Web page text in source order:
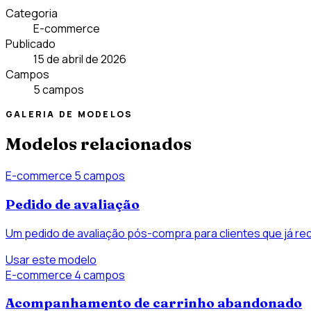
Categoria
E-commerce
Publicado
15 de abril de 2026
Campos
5 campos
GALERIA DE MODELOS
Modelos relacionados
E-commerce 5 campos
Pedido de avaliação
Um pedido de avaliação pós-compra para clientes que já
Usar este modelo
E-commerce 4 campos
Acompanhamento de carrinho abandonado